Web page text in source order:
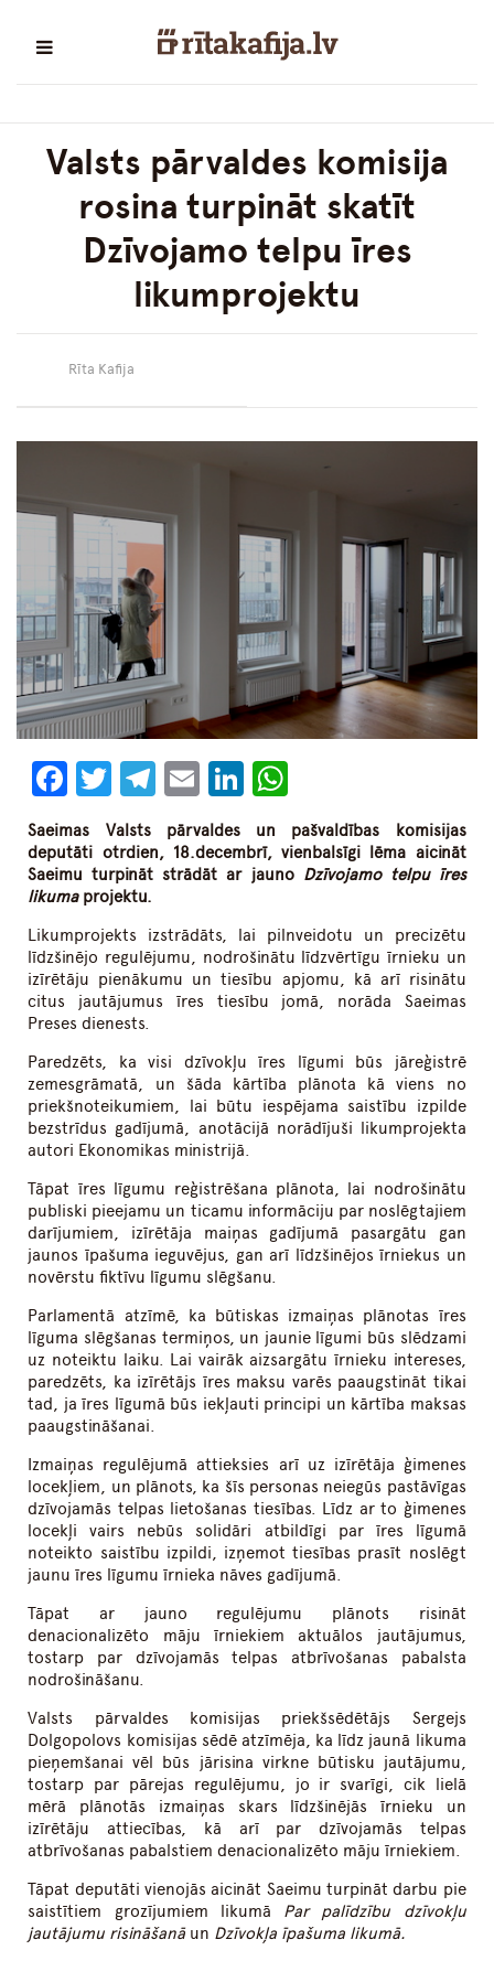
Valsts pārvaldes komisija
rosina turpināt skatīt
Dzīvojamo telpu īres
likumprojektu
Rīta Kafija
Facebook
Twitter
Telegram
EmailLinkedIn
Saeimas Valsts pārvaldes un pašvaldības komisijas
deputāti otrdien, 18.decembrī, vienbalsīgi lēma aicināt
Saeimu turpināt strādāt ar jauno Dzīvojamo telpu īres
likumaprojektu.
Likumprojekts izstrādāts, lai pilnveidotu un precizētu
līdzšinējo regulējumu, nodrošinātu līdzvērtīgu īrnieku un
izīrētāju pienākumu un tiesību apjomu, kā arī risinātu
citus jautājumus īres tiesību jomā, norāda Saeimas
Preses dienests.
Paredzēts, ka visi dzīvokļu īres līgumi būs jāreģistrē
zemesgrāmatā, un šāda kārtība plānota kā viens no
priekšnoteikumiem, lai būtu iespējama saistību izpilde
bezstrīdus gadījumā, anotācijā norādījuši likumprojekta
autori Ekonomikas ministrijā.
Tāpat īres līgumu reģistrēšana plānota, lai nodrošinātu
publiski pieejamu un ticamu informāciju par noslēgtajiem
darījumiem, izīrētāja maiņas gadījumā pasargātu gan
jaunos īpašuma ieguvējus, gan arī līdzšinējos īrniekus un
novērstu fiktīvu līgumu slēgšanu.
Parlamentā atzīmē, ka būtiskas izmaiņas plānotas īres
līguma slēgšanas termiņos, un jaunie līgumi būs slēdzami
uz noteiktu laiku. Lai vairāk aizsargātu īrnieku intereses,
paredzēts, ka izīrētājs īres maksu varēs paaugstināt tikai
tad, ja īres līgumā būs iekļauti principi un kārtība maksas
paaugstināšanai.
Izmaiņas regulējumā attieksies arī uz izīrētāja ģimenes
locekļiem, un plānots, ka šīs personas neiegūs pastāvīgas
dzīvojamās telpas lietošanas tiesības. Līdz ar to ģimenes
locekļi vairs nebūs solidāri atbildīgi par īres līgumā
noteikto saistību izpildi, izņemot tiesības prasīt noslēgt
jaunu īres līgumu īrnieka nāves gadījumā.
Tāpat ar jauno regulējumu plānots risināt
denacionalizēto māju īrniekiem aktuālos jautājumus,
tostarp par dzīvojamās telpas atbrīvošanas pabalsta
nodrošināšanu.
Valsts pārvaldes komisijas priekšsēdētājs Sergejs
Dolgopolovs komisijas sēdē atzīmēja, ka līdz jaunā likuma
pieņemšanai vēl būs jārisina virkne būtisku jautājumu,
tostarp par pārejas regulējumu, jo ir svarīgi, cik lielā
mērā plānotās izmaiņas skars līdzšinējās īrnieku un
izīrētāju attiecības, kā arī par dzīvojamās telpas
atbrīvošanas pabalstiem denacionalizēto māju īrniekiem.
Tāpat deputāti vienojās aicināt Saeimu turpināt darbu pie
saistītiem grozījumiem likumā Par palīdzību dzīvokļu
jautājumu risināšanāun Dzīvokļa īpašuma likumā.